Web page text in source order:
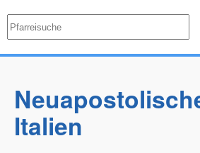
Italien